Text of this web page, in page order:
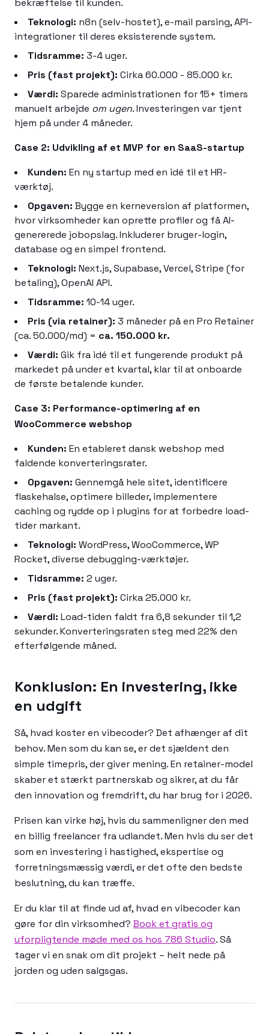
bekræftelse til kunden.
Teknologi: n8n (selv-hostet), e-mail parsing, API-
integrationer til deres eksisterende system.
Tidsramme: 3-4 uger.
Pris (fast projekt): Cirka 60.000 - 85.000 kr.
Værdi: Sparede administrationen for 15+ timers
manuelt arbejde om ugen. Investeringen var tjent
hjem på under 4 måneder.
Case 2: Udvikling af et MVP for en SaaS-startup
Kunden: En ny startup med en idé til et HR-
værktøj.
Opgaven: Bygge en kerneversion af platformen,
hvor virksomheder kan oprette profiler og få AI-
genererede jobopslag. Inkluderer bruger-login,
database og en simpel frontend.
Teknologi: Next.js, Supabase, Vercel, Stripe (for
betaling), OpenAI API.
Tidsramme: 10-14 uger.
Pris (via retainer): 3 måneder på en Pro Retainer
(ca. 50.000/md) = ca. 150.000 kr.
Værdi: Gik fra idé til et fungerende produkt på
markedet på under et kvartal, klar til at onboarde
de første betalende kunder.
Case 3: Performance-optimering af en
WooCommerce webshop
Kunden: En etableret dansk webshop med
faldende konverteringsrater.
Opgaven: Gennemgå hele sitet, identificere
flaskehalse, optimere billeder, implementere
caching og rydde op i plugins for at forbedre load-
tider markant.
Teknologi: WordPress, WooCommerce, WP
Rocket, diverse debugging-værktøjer.
Tidsramme: 2 uger.
Pris (fast projekt): Cirka 25.000 kr.
Værdi: Load-tiden faldt fra 6,8 sekunder til 1,2
sekunder. Konverteringsraten steg med 22% den
efterfølgende måned.
Konklusion: En investering, ikke
en udgift
Så, hvad koster en vibecoder? Det afhænger af dit
behov. Men som du kan se, er det sjældent den
simple timepris, der giver mening. En retainer-model
skaber et stærkt partnerskab og sikrer, at du får
den innovation og fremdrift, du har brug for i 2026.
Prisen kan virke høj, hvis du sammenligner den med
en billig freelancer fra udlandet. Men hvis du ser det
som en investering i hastighed, ekspertise og
forretningsmæssig værdi, er det ofte den bedste
beslutning, du kan træffe.
Er du klar til at finde ud af, hvad en vibecoder kan
gøre for din virksomhed? Book et gratis og
uforpligtende møde med os hos 786 Studio. Så
tager vi en snak om dit projekt – helt nede på
jorden og uden salgsgas.